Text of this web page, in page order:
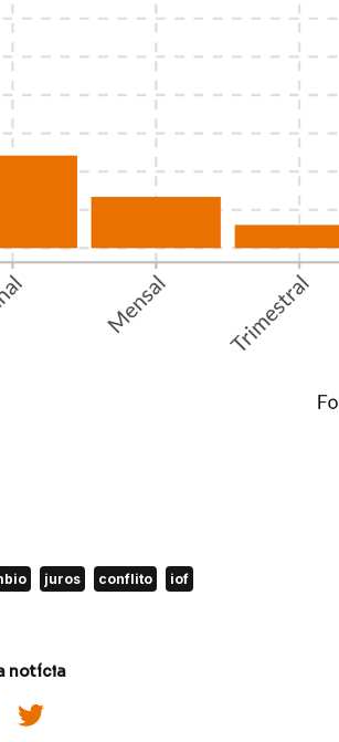
juros conflito iof
notícia